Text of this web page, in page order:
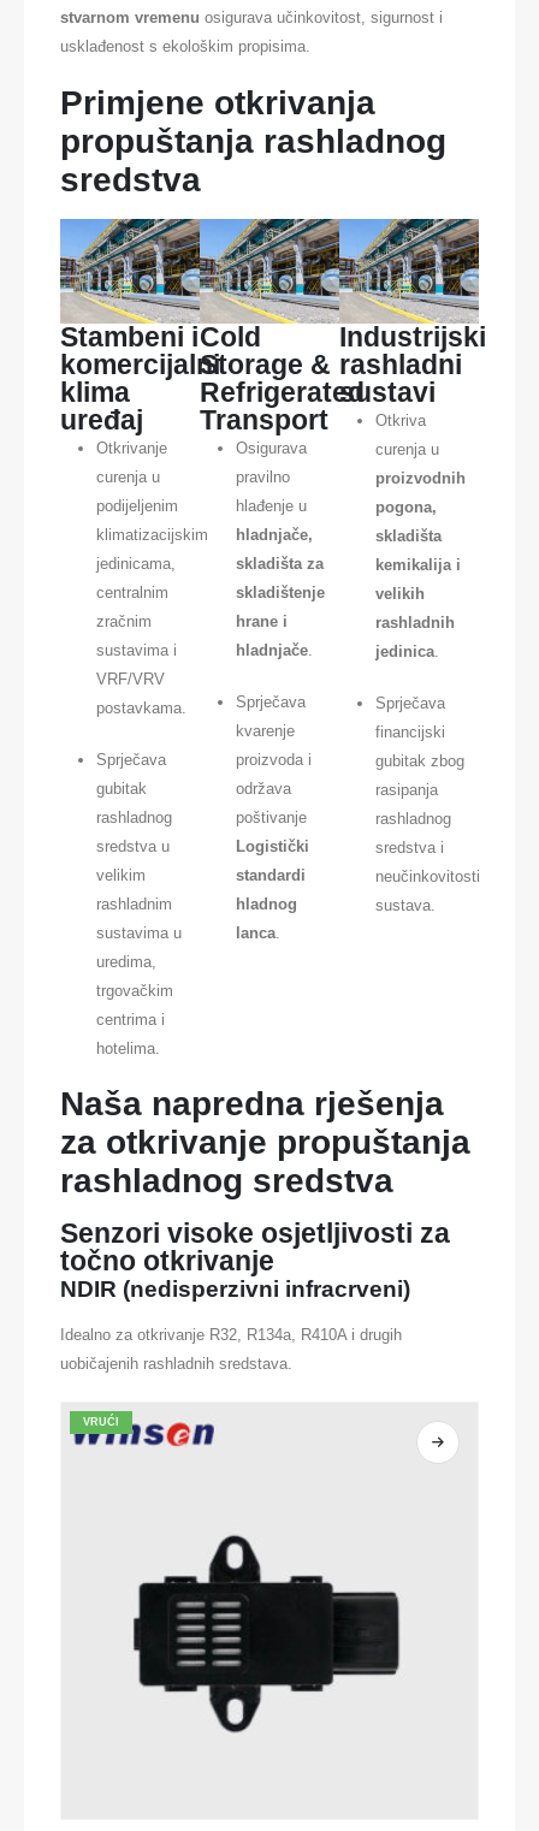
stvarnom vremenu osigurava učinkovitost, sigurnost i
usklađenost s ekološkim propisima.
Primjene otkrivanja
propuštanja rashladnog
sredstva
Stambeni i
komercijalni
klima
uređaj
Otkrivanje
curenja u
podijeljenim
klimatizacijskim
jedinicama,
centralnim
zračnim
sustavima i
VRF/VRV
postavkama.
Sprječava
gubitak
rashladnog
sredstva u
velikim
rashladnim
sustavima u
uredima,
trgovačkim
centrima i
hotelima.
Cold
Storage &
Refrigerated
Transport
Osigurava
pravilno
hlađenje u
hladnjače,
skladišta za
skladištenje
hrane i
hladnjače.
Sprječava
kvarenje
proizvoda i
održava
poštivanje
Logistički
standardi
hladnog
lanca.
Industrijski
rashladni
sustavi
Otkriva
curenja u
proizvodnih
pogona,
skladišta
kemikalija i
velikih
rashladnih
jedinica.
Sprječava
financijski
gubitak zbog
rasipanja
rashladnog
sredstva i
neučinkovitosti
sustava.
Naša napredna rješenja
za otkrivanje propuštanja
rashladnog sredstva
Senzori visoke osjetljivosti za
točno otkrivanje
NDIR (nedisperzivni infracrveni)
Idealno za otkrivanje R32, R134a, R410A i drugih
uobičajenih rashladnih sredstava.
VRUĆI